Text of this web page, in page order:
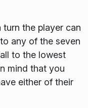
turn the player can
any of the seven
to the lowest
mind that you
either of their